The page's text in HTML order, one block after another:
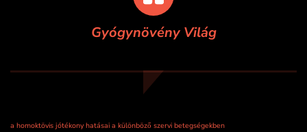
Gyógynövény Világ
a homoktövis jótékony hatásai a különböző szervi betegségekben